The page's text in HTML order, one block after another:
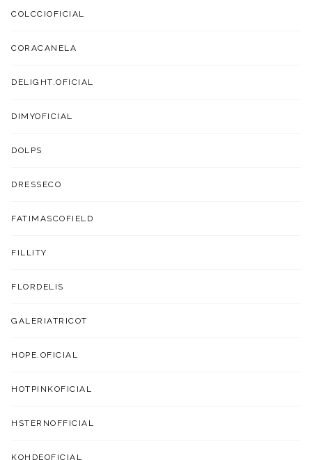
COLCCIOFICIAL
CORACANELA
DELIGHT.OFICIAL
DIMYOFICIAL
DOLPS
DRESSECO
FATIMASCOFIELD
FILLITY
FLORDELIS
GALERIATRICOT
HOPE.OFICIAL
HOTPINKOFICIAL
HSTERNOFFICIAL
KOHDEOFICIAL